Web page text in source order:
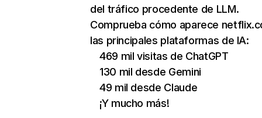
del tráfico procedente de LLM.
Comprueba cómo aparece
las principales plataformas de IA:
469 mil visitas de ChatGPT
130 mil desde Gemini
49 mil desde Claude
¡Y mucho más!